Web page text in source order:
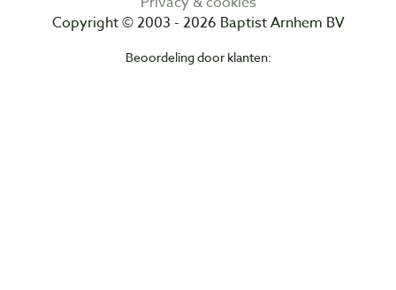
Copyright © 2003 - 2026 Baptist Arnhem BV
Beoordeling door klanten: